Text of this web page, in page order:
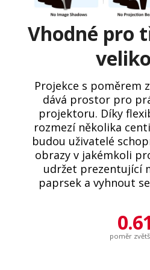
Vhodné pro
Projekce s poměrem
dává prostor pro
projektoru. Díky
rozmezí několika
budou uživatelé
obrazy v jakémkoli
udržet prezentující
paprsek a vyhnout
0.61
poměr